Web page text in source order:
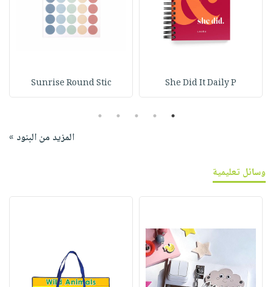
She Did It Daily P
Sunrise Round Stic
1
2
3
4
5
المزيد من البنود »
وسائل تعليمية